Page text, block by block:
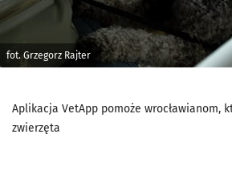
fot. Grzegorz Rajter
Aplikacja VetApp pomoże wrocławianom,
zwierzęta